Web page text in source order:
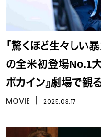
「驚くほど生々しい
の全米初登場No.1大
ボカイン』劇場で観
MOVIE 2025.03.17